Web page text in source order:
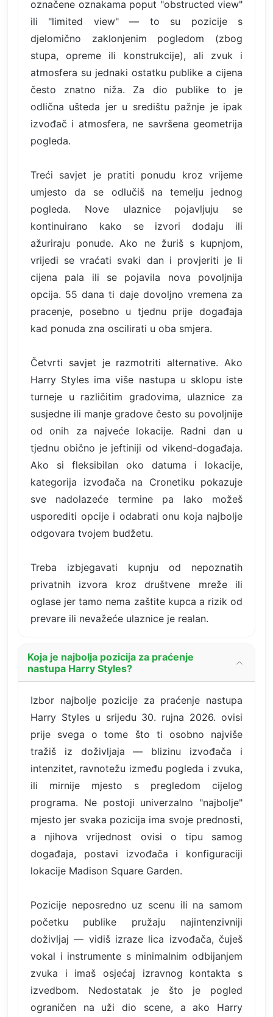
označene oznakama poput "obstructed view"
ili "limited view" — to su pozicije s
djelomično zaklonjenim pogledom (zbog
stupa, opreme ili konstrukcije), ali zvuk i
atmosfera su jednaki ostatku publike a cijena
često znatno niža. Za dio publike to je
odlična ušteda jer u središtu pažnje je ipak
izvođač i atmosfera, ne savršena geometrija
pogleda.
Treći savjet je pratiti ponudu kroz vrijeme
umjesto da se odlučiš na temelju jednog
pogleda. Nove ulaznice pojavljuju se
kontinuirano kako se izvori dodaju ili
ažuriraju ponude. Ako ne žuriš s kupnjom,
vrijedi se vraćati svaki dan i provjeriti je li
cijena pala ili se pojavila nova povoljnija
opcija. 55 dana ti daje dovoljno vremena za
pracenje, posebno u tjednu prije događaja
kad ponuda zna oscilirati u oba smjera.
Četvrti savjet je razmotriti alternative. Ako
Harry Styles ima više nastupa u sklopu iste
turneje u različitim gradovima, ulaznice za
susjedne ili manje gradove često su povoljnije
od onih za najveće lokacije. Radni dan u
tjednu obično je jeftiniji od vikend-događaja.
Ako si fleksibilan oko datuma i lokacije,
kategorija izvođača na Cronetiku pokazuje
sve nadolazeće termine pa lako možeš
usporediti opcije i odabrati onu koja najbolje
odgovara tvojem budžetu.
Treba izbjegavati kupnju od nepoznatih
privatnih izvora kroz društvene mreže ili
oglase jer tamo nema zaštite kupca a rizik od
prevare ili nevažeće ulaznice je realan.
Koja je najbolja pozicija za praćenje
nastupa Harry Styles?
Izbor najbolje pozicije za praćenje nastupa
Harry Styles u srijedu 30. rujna 2026. ovisi
prije svega o tome što ti osobno najviše
tražiš iz doživljaja — blizinu izvođača i
intenzitet, ravnotežu između pogleda i zvuka,
ili mirnije mjesto s pregledom cijelog
programa. Ne postoji univerzalno "najbolje"
mjesto jer svaka pozicija ima svoje prednosti,
a njihova vrijednost ovisi o tipu samog
događaja, postavi izvođača i konfiguraciji
lokacije Madison Square Garden.
Pozicije neposredno uz scenu ili na samom
početku publike pružaju najintenzivniji
doživljaj — vidiš izraze lica izvođača, čuješ
vokal i instrumente s minimalnim odbijanjem
zvuka i imaš osjećaj izravnog kontakta s
izvedbom. Nedostatak je što je pogled
ograničen na uži dio scene, a ako Harry